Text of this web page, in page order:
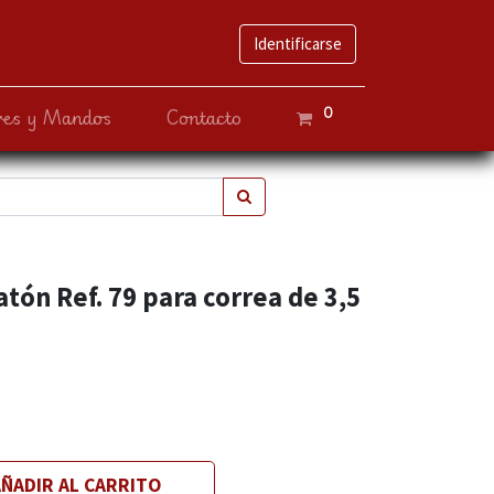
Identificarse
y Mandos Contacto 0
Ref. 79 para correa de 3,5
AL CARRITO